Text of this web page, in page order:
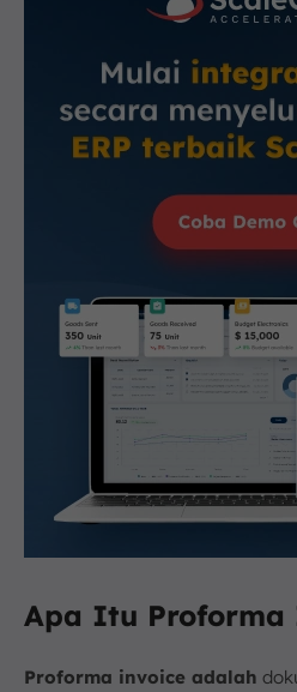
Apa Itu Proforma
Proforma invoice adalah